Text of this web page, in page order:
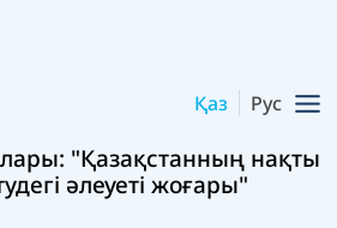
Қаз Рус
"Қазақстанның нақты
әлеуеті жоғары"